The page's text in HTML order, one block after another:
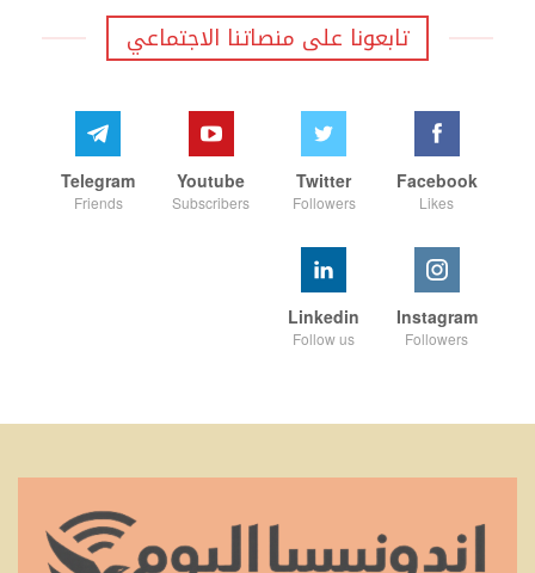
تابعونا على منصاتنا الاجتماعي
Facebook
Likes
Twitter
Followers
Youtube
Subscribers
Telegram
Friends
Instagram
Followers
Linkedin
Follow us